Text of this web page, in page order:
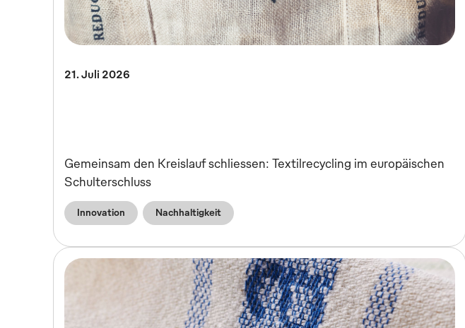
21. Juli 2026
Gemeinsam den Kreislauf schliessen: Textilrecycling im europäischen
Schulterschluss
Innovation Nachhaltigkeit